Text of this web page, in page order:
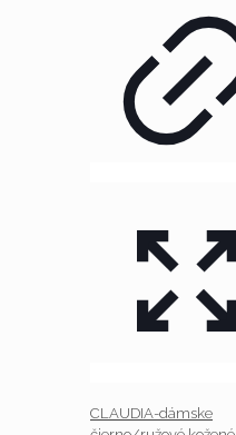
CLAUDIA-dámske